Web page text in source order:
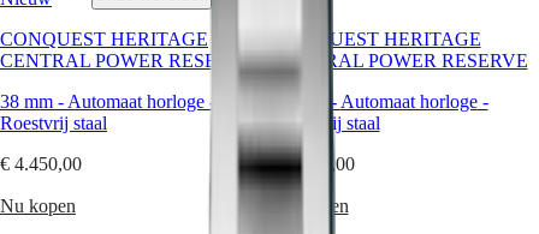
Horloges
Master
Afrika
South
Africa
Het
continent
tijdloze
elegantie.
In
de
collectie
roestvrijstalen
horloges
van
Longines
vindt
u
CONQUEST HERITAGE
CENTRAL POWER RESERVE
38 mm - Automaat horloge -
Roestvrij staal
€ 4.450,00
Nu kopen
CONQUEST HERITAGE
CENTRAL POWER RESERVE
- Automaat horloge-
Roestvrij staal
€ 4.250,00
Nu kopen